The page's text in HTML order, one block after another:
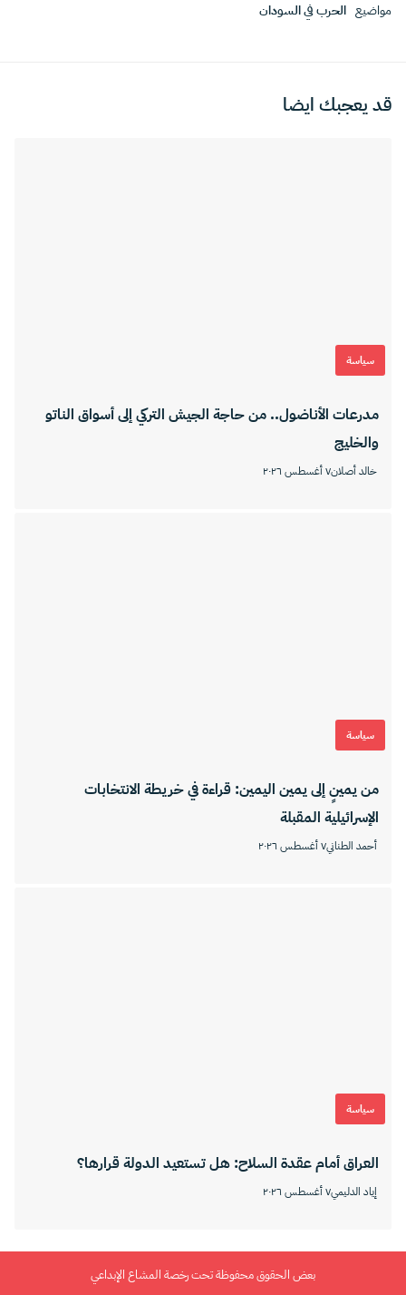
مواضيع الحرب في السودان
قد يعجبك ايضا
سياسة
مدرعات الأناضول.. من حاجة الجيش التركي إلى أسواق الناتو
والخليج
خالد أصلان٧ أغسطس ٢٠٢٦
سياسة
من يمينٍ إلى يمين اليمين: قراءة في خريطة الانتخابات
الإسرائيلية المقبلة
أحمد الطناني٧ أغسطس ٢٠٢٦
سياسة
العراق أمام عقدة السلاح: هل تستعيد الدولة قرارها؟
إياد الدليمي٧ أغسطس ٢٠٢٦
بعض الحقوق محفوظة تحت رخصة المشاع الإبداعي